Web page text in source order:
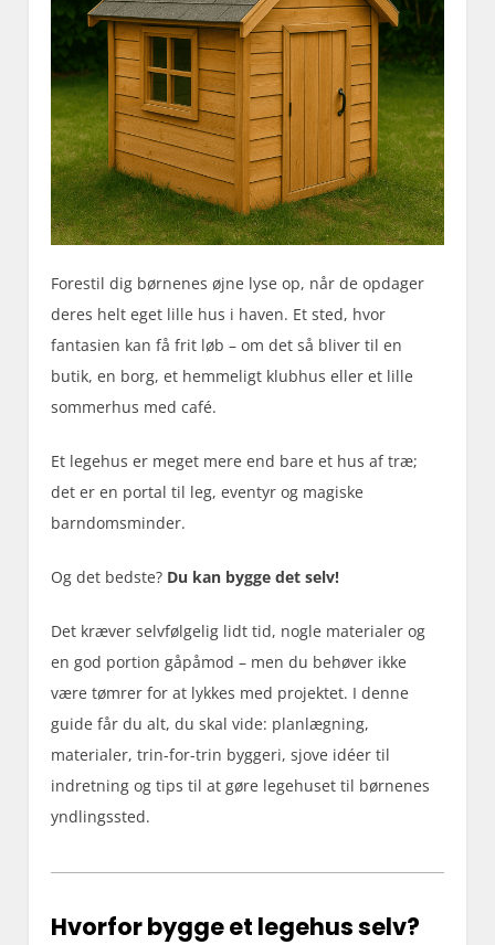
Forestil dig børnenes øjne lyse op, når de opdager
deres helt eget lille hus i haven. Et sted, hvor
fantasien kan få frit løb – om det så bliver til en
butik, en borg, et hemmeligt klubhus eller et lille
sommerhus med café.
Et legehus er meget mere end bare et hus af træ;
det er en portal til leg, eventyr og magiske
barndomsminder.
Og det bedste? Du kan bygge det selv!
Det kræver selvfølgelig lidt tid, nogle materialer og
en god portion gåpåmod – men du behøver ikke
være tømrer for at lykkes med projektet. I denne
guide får du alt, du skal vide: planlægning,
materialer, trin-for-trin byggeri, sjove idéer til
indretning og tips til at gøre legehuset til børnenes
yndlingssted.
Hvorfor bygge et legehus selv?